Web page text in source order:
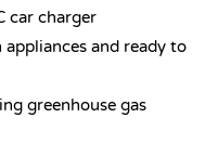
car charger
and ready to
greenhouse gas